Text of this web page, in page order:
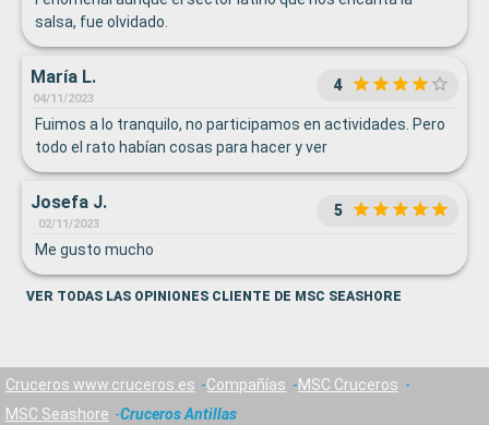
salsa, fue olvidado.
María L.
04/11/2023
4
Fuimos a lo tranquilo, no participamos en actividades. Pero
todo el rato habían cosas para hacer y ver
Josefa J.
02/11/2023
5
Me gusto mucho
VER TODAS LAS OPINIONES CLIENTE DE MSC SEASHORE
Cruceros www.cruceros.es Compañías
MSC Cruceros
MSC Seashore
Cruceros Antillas